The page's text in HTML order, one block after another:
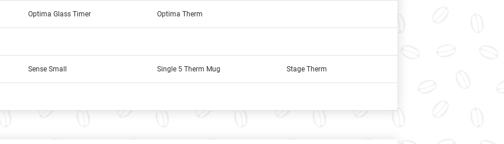
Optima Glass Timer Optima Therm
Sense Small Single 5 Therm Mug Stage Therm